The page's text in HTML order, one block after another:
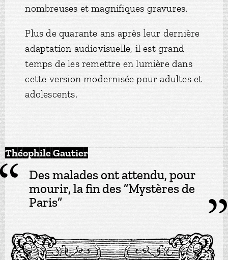
nombreuses et magnifiques gravures.
Plus de quarante ans après leur dernière
adaptation audiovisuelle, il est grand
temps de les remettre en lumière dans
cette version modernisée pour adultes et
adolescents.
Théophile Gautier
Des malades ont attendu, pour
mourir, la fin des ”Mystères de
Paris”